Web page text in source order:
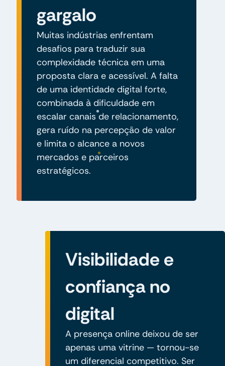
gargalo
Muitas indústrias enfrentam
desafios para traduzir sua
complexidade técnica em uma
proposta clara e acessível. A falta
de uma identidade digital forte,
combinada à dificuldade em
escalar canais de relacionamento,
gera ruído na percepção de valor
e limita o alcance a novos
mercados e parceiros
estratégicos.
Visibilidade e
confiança no
digital
A presença online deixou de ser
apenas uma vitrine — tornou-se
um diferencial competitivo. Ser